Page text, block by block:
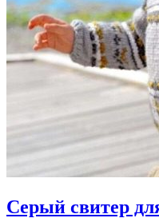
Серый свитер